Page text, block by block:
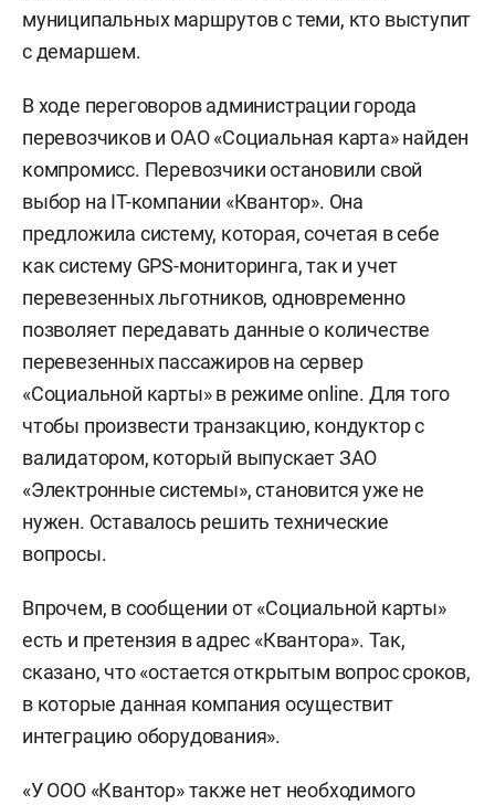
муниципальных маршрутов с теми, кто выступит
с демаршем.
В ходе переговоров администрации города
перевозчиков и ОАО «Социальная карта» найден
компромисс. Перевозчики остановили свой
выбор на IT-компании «Квантор». Она
предложила систему, которая, сочетая в себе
как систему GPS-мониторинга, так и учет
перевезенных льготников, одновременно
позволяет передавать данные о количестве
перевезенных пассажиров на сервер
«Социальной карты» в режиме оnline. Для того
чтобы произвести транзакцию, кондуктор с
валидатором, который выпускает ЗАО
«Электронные системы», становится уже не
нужен. Оставалось решить технические
вопросы.
Впрочем, в сообщении от «Социальной карты»
есть и претензия в адрес «Квантора». Так,
сказано, что «остается открытым вопрос сроков,
в которые данная компания осуществит
интеграцию оборудования».
«У ООО «Квантор» также нет необходимого